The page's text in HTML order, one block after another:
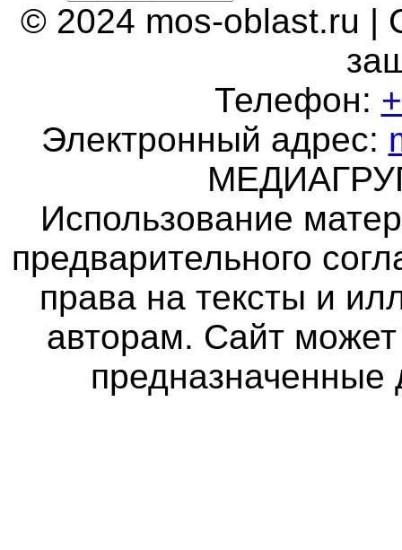
© 2024 mos-oblast.ru |
Телефон:
Электронный адрес:
Использование
предварительного
права на тексты и
авторам. Сайт